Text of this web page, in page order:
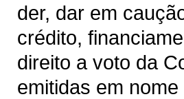
der, dar em
crédito,
direito a voto da
emitidas em